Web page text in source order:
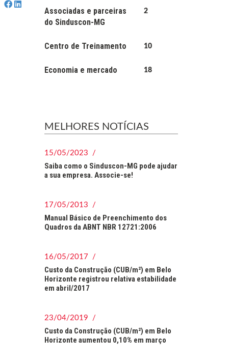
Associadas e parceiras
do Sinduscon-MG
2
Centro de Treinamento 10
Economia e mercado 18
MELHORES NOTÍCIAS
15/05/2023 /
Saiba como o Sinduscon-MG pode ajudar
a sua empresa. Associe-se!
17/05/2013 /
Manual Básico de Preenchimento dos
Quadros da ABNT NBR 12721:2006
16/05/2017 /
Custo da Construção (CUB/m²) em Belo
Horizonte registrou relativa estabilidade
em abril/2017
23/04/2019 /
Custo da Construção (CUB/m²) em Belo
Horizonte aumentou 0,10% em março